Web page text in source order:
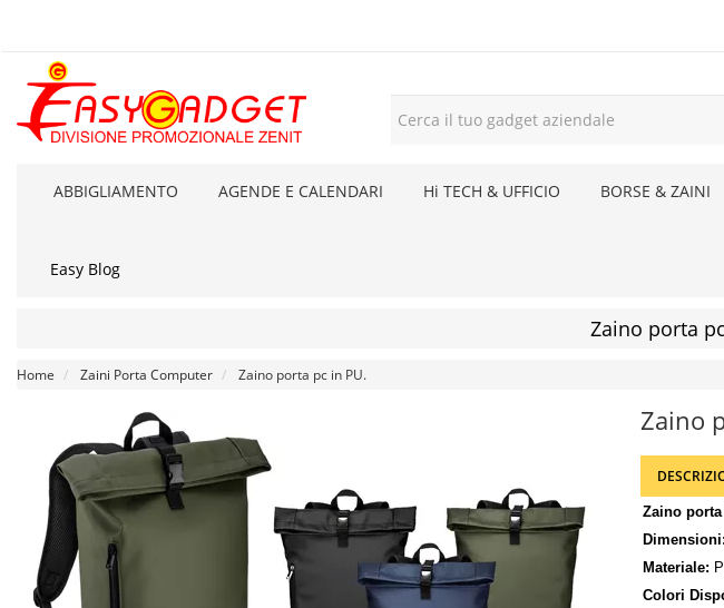
ABBIGLIAMENTO AGENDE E CALENDARI Hi TECH & UFFICIO BORSE & ZAINI
Easy Blog
Zaino porta
Home Zaini Porta Computer Zaino porta pc in PU.
Zaino
Zaino
Dimensioni:
Materiale:
Colori